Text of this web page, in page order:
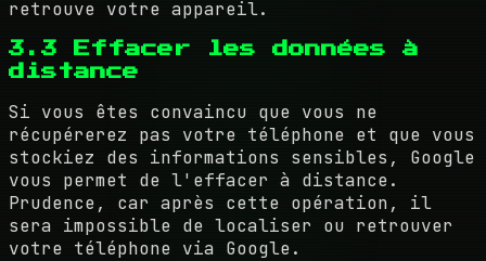
retrouve votre appareil.
3.3 Effacer les données à
distance
Si vous êtes convaincu que vous ne
récupérerez pas votre téléphone et que vous
stockiez des informations sensibles, Google
vous permet de l'effacer à distance.
Prudence, car après cette opération, il
sera impossible de localiser ou retrouver
votre téléphone via Google.